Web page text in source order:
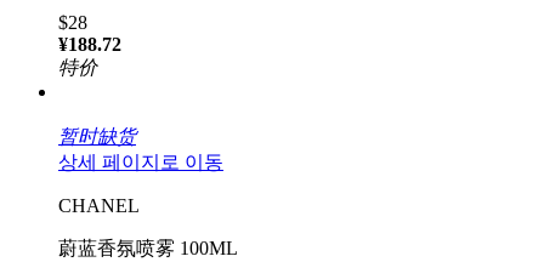
$28
¥188.72
特价
暂时缺货
상세 페이지로 이동
CHANEL
蔚蓝香氛喷雾 100ML